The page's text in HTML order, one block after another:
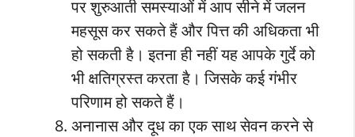
पर शुरुआती समस्याओं में आप सीने में जलन
महसूस कर सकते हैं और पित्त की अधिकता भी
हो सकती है। इतना ही नहीं यह आपके गुर्दे को
भी क्षतिग्रस्त करता है। जिसके कई गंभीर
परिणाम हो सकते हैं।
अनानास और दूध का एक साथ सेवन करने से